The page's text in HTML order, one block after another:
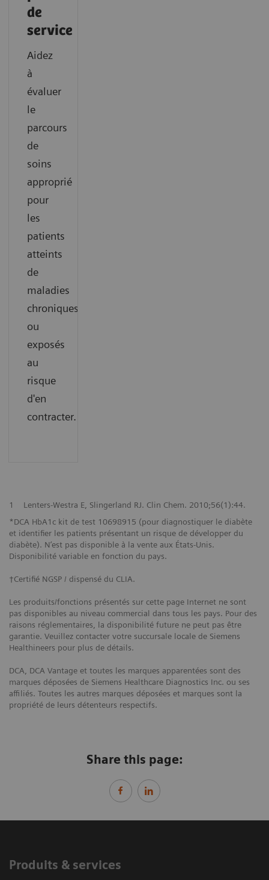
de
service
Aidez
à
évaluer
le
parcours
de
soins
approprié
pour
les
patients
atteints
de
maladies
chroniques
ou
exposés
au
risque
d'en
contracter.
1
Lenters-Westra E, Slingerland RJ. Clin Chem. 2010;56(1):44.
*DCA HbA1c kit de test 10698915 (pour diagnostiquer le diabète
et identifier les patients présentant un risque de développer du
diabète). N’est pas disponible à la vente aux États-Unis.
Disponibilité variable en fonction du pays.
†Certifié NGSP / dispensé du CLIA.
Les produits/fonctions présentés sur cette page Internet ne sont
pas disponibles au niveau commercial dans tous les pays. Pour des
raisons réglementaires, la disponibilité future ne peut pas être
garantie. Veuillez contacter votre succursale locale de Siemens
Healthineers pour plus de détails.
DCA, DCA Vantage et toutes les marques apparentées sont des
marques déposées de Siemens Healthcare Diagnostics Inc. ou ses
affiliés. Toutes les autres marques déposées et marques sont la
propriété de leurs détenteurs respectifs.
Share this page:
Produits & services